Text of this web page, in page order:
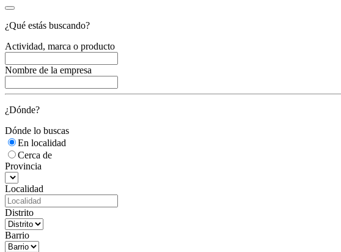
¿Qué estás buscando?
Actividad, marca o producto
Nombre de la empresa
¿Dónde?
Dónde lo buscas
En localidad
Cerca de
Provincia
Localidad
Distrito
Barrio